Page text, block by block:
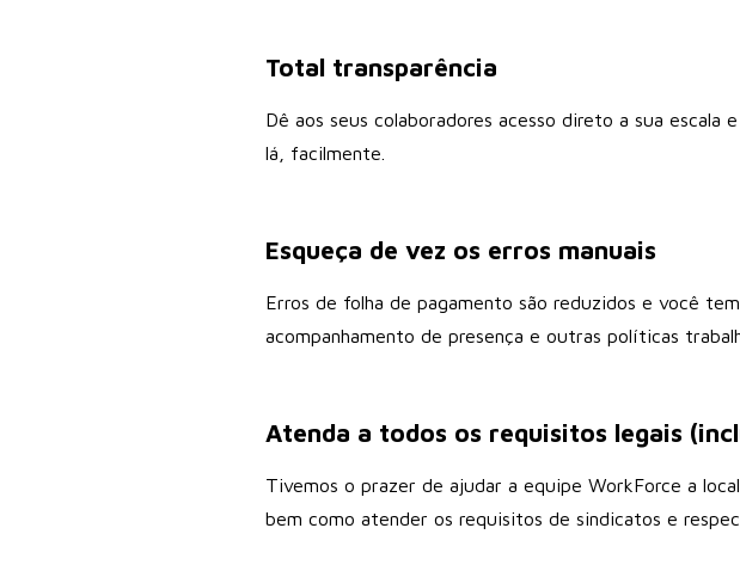
Total transparência
Dê aos seus colaboradores acesso direto a sua
lá, facilmente.
Esqueça de vez os erros manuais
Erros de folha de pagamento são reduzidos e você
acompanhamento de presença e outras políticas
Atenda a todos os requisitos legais
Tivemos o prazer de ajudar a equipe WorkForce a
bem como atender os requisitos de sindicatos e